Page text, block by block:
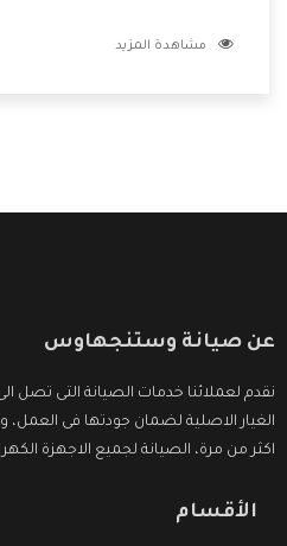
الشركة بها والتى تكون منها خدمة
مشاهدة المزيد
عن صيانة وستنجهاوس
نقدم لعملائنا خدمات الصيانة التى تصل
الغيار الاصلية لضمان جودتها فى
اكثر من مرة، الصيانة لجميع الاجهزة
الأقسام